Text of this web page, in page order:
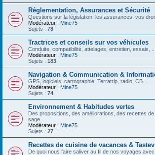
Réglementation, Assurances et Sécurité
Questions sur la législation, les assurances, vos
Modérateur : Mine75
Sujets : 78
Tractrices et conseils sur vos véhicules
Conduite, compatibilité, attelages, entretien, essais, ...
Modérateur : Mine75
Sujets : 183
Navigation & Communication &
GPS, logiciels, cartographie, Terratrip, radio, CB...
Modérateur : Mine75
Sujets : 74
Environnement & Habitudes vertes
Des propositions, des améliorations, des recettes
sage.
Modérateur : Mine75
Sujets : 27
Recettes de cuisine de vacances &
De quoi nous faire saliver au fil de nos voyages